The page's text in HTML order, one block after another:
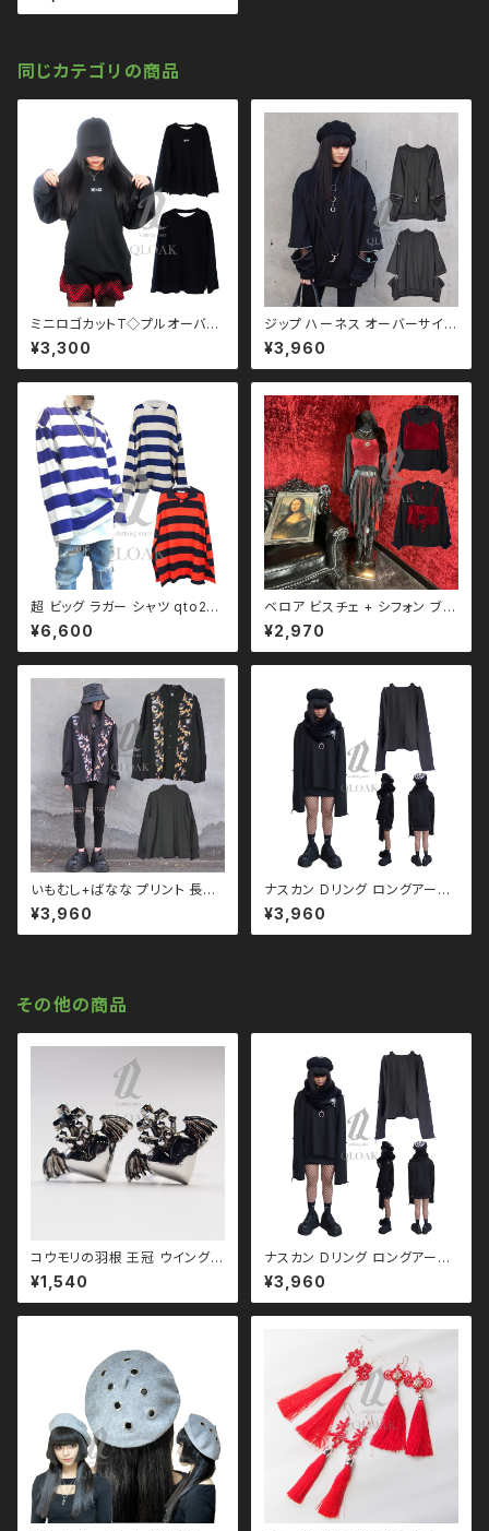
ド 系 ゴス ゴシック ゴスロリ パ
2
同じカテゴリの商品
ミニロゴカットT◇プルオーバー
qto210002 大きいサイズ ユニ
セックス ビッグシルエット オー
バーサイズ ロングアーム ドロッ
コーデ 黒コーデ モード 系 ゴス
ゴシック ゴスロリ パンク ロック
Ｖ 系 韓国ファッション ストリー
ト系 原宿 個性的
¥3,300
ジップ ハーネス オーバーサイズ
スウェット qto110095 大きいサ
イズ ユニセックス ビッグシルエ
ット オーバーサイズ ロングアー
ン ブラックコーデ 黒コーデ モー
ド 系 ゴス ゴシック ゴスロリ パ
ンク ロック Ｖ 系 韓国ファッショ
ン ストリート系 原宿 個性的
¥3,960
超 ビッグ ラガー シャツ qto210
001 大きいサイズ ユニセック
ス ビッグシルエット オーバーサ
イズ ドロップショルダー パンク
トリート系 原宿 韓国ブランド
¥6,600
ベロア ビスチェ + シフォン ブラ
ウス トップス qto110076 モ
ード ガーリー 韓国ファッション
シフォン
¥2,970
いもむし+ばなな プリント 長袖
シャツ qto110092 ユニセック
ス ブラックコーデ 黒コーデ モー
ド 系 ゴス ゴシック パンク ロッ
¥3,960
ナスカン Dリング ロングアーム
トップス ユニセックス ビッグシル
エット オーバーサイズ ロングア
ーム ドロップショルダー モノト
¥3,960
その他の商品
コウモリの羽根 王冠 ウイングハ
ート リング qac110072 韓国
製 エンジェルハート 韓国アクセ
サリー モノトーン ブラックコー
系 韓国ファッション ストリート
系 原宿 個性的
¥1,540
ナスカン Dリング ロングアーム
トップス ユニセックス ビッグシル
エット オーバーサイズ ロングア
ーム ドロップショルダー モノト
ード 系 ゴス ゴシック ゴスロリ
パンク ロック Ｖ 系 韓国ファッシ
ョン ストリート系 原宿 個性的 q
to110028
¥3,960